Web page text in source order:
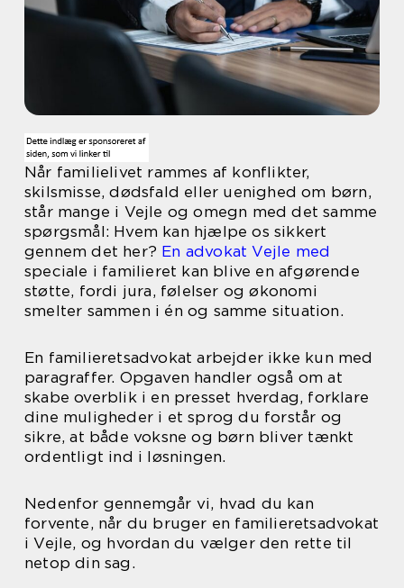
Når familielivet rammes af konflikter,
skilsmisse, dødsfald eller uenighed om børn,
står mange i Vejle og omegn med det samme
spørgsmål: Hvem kan hjælpe os sikkert
gennem det her? En advokat Vejle med
speciale i familieret kan blive en afgørende
støtte, fordi jura, følelser og økonomi
smelter sammen i én og samme situation.
En familieretsadvokat arbejder ikke kun med
paragraffer. Opgaven handler også om at
skabe overblik i en presset hverdag, forklare
dine muligheder i et sprog du forstår og
sikre, at både voksne og børn bliver tænkt
ordentligt ind i løsningen.
Nedenfor gennemgår vi, hvad du kan
forvente, når du bruger en familieretsadvokat
i Vejle, og hvordan du vælger den rette til
netop din sag.